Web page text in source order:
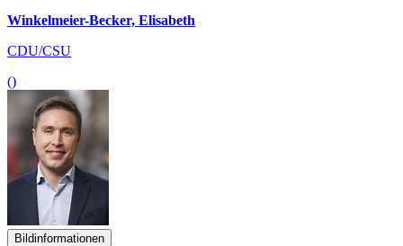
Winkelmeier-Becker, Elisabeth
CDU/CSU
()
Bildinformationen